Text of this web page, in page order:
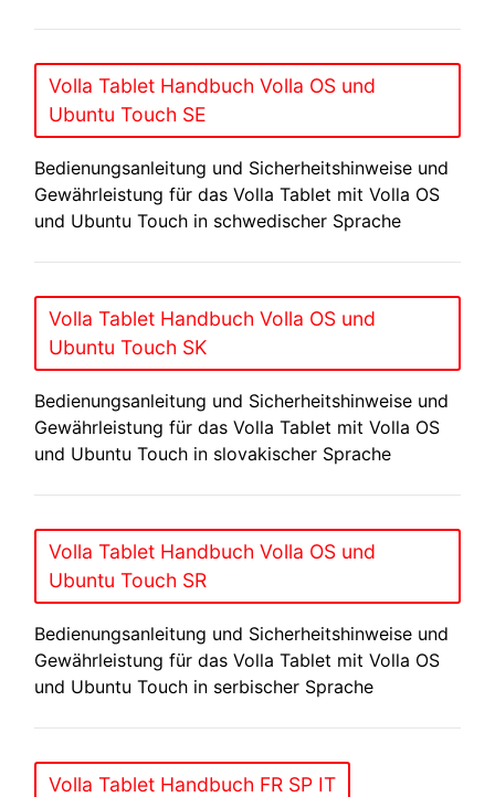
Volla Tablet Handbuch Volla OS und
Ubuntu Touch SE
Bedienungsanleitung und Sicherheitshinweise und
Gewährleistung für das Volla Tablet mit Volla OS
und Ubuntu Touch in schwedischer Sprache
Volla Tablet Handbuch Volla OS und
Ubuntu Touch SK
Bedienungsanleitung und Sicherheitshinweise und
Gewährleistung für das Volla Tablet mit Volla OS
und Ubuntu Touch in slovakischer Sprache
Volla Tablet Handbuch Volla OS und
Ubuntu Touch SR
Bedienungsanleitung und Sicherheitshinweise und
Gewährleistung für das Volla Tablet mit Volla OS
und Ubuntu Touch in serbischer Sprache
Volla Tablet Handbuch FR SP IT